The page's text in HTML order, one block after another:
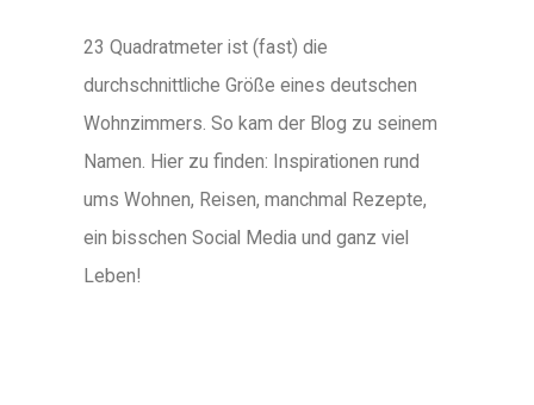
23 Quadratmeter ist (fast) die
durchschnittliche Größe eines deutschen
Wohnzimmers. So kam der Blog zu seinem
Namen. Hier zu finden: Inspirationen rund
ums Wohnen, Reisen, manchmal Rezepte,
ein bisschen Social Media und ganz viel
Leben!